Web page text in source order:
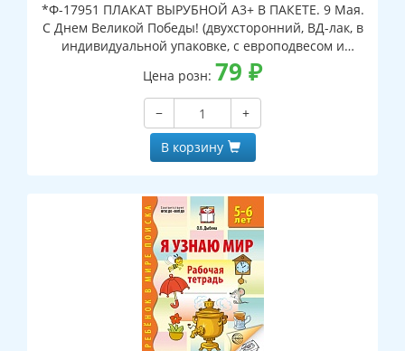
*Ф-17951 ПЛАКАТ ВЫРУБНОЙ А3+ В ПАКЕТЕ. 9 Мая.
С Днем Великой Победы! (двухсторонний, ВД-лак, в
индивидуальной упаковке, с европодвесом и
клеевым клапаном)
Цена розн: 79 ₽
−
+
В корзину